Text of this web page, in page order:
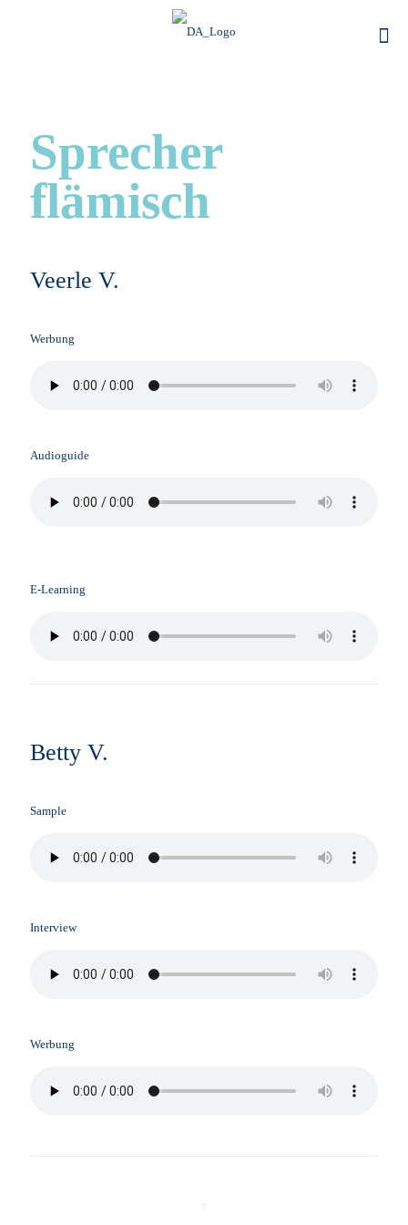
Sprecher
flämisch
Veerle V.
Werbung
Audioguide
E-Learning
Betty V.
Sample
Interview
Werbung